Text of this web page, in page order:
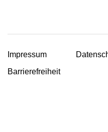
Impressum
Barrierefreiheit